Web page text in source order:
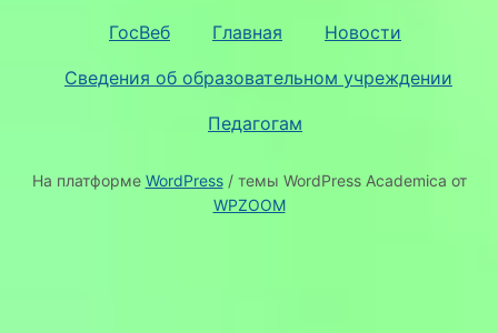
ГосВеб Главная Новости
Сведения об образовательном учреждении
Педагогам
На платформе WordPress/ темы WordPress Academica от
WPZOOM